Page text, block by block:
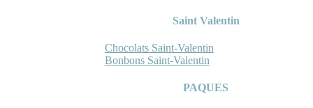
Saint Valentin
Chocolats Saint-Valentin
Bonbons Saint-Valentin
PAQUES